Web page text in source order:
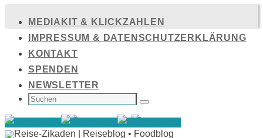
Inhalt
springen
MEDIAKIT & KLICKZAHLEN
IMPRESSUM & DATENSCHUTZERKLÄRUNG
KONTAKT
SPENDEN
NEWSLETTER
SUCHEN
NACH: Suchen